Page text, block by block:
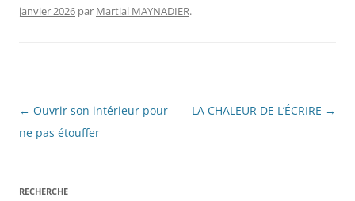
janvier 2026 par Martial MAYNADIER.
Navigation
des
← Ouvrir son intérieur pour
ne pas étouffer
LA CHALEUR DE L’ÉCRIRE →
RECHERCHE